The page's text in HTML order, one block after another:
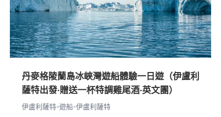
丹麥格陵蘭島冰峽灣遊船體驗一日遊（伊盧利
薩特出發·贈送一杯特調雞尾酒·英文團）
伊盧利薩特-遊船-伊盧利薩特